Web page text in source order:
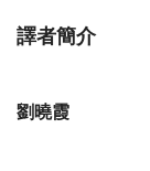
譯者簡介
劉曉霞